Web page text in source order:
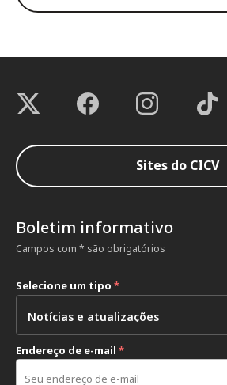
Sites do CICV
Boletim informativo
Campos com * são obrigatórios
Selecione um tipo *
Endereço de e-mail *